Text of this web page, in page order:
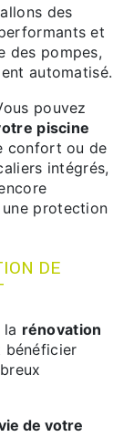
des
et
des pompes,
automatisé.
pouvez
piscine
confort ou de
intégrés,
protection
DE
la rénovation
bénéficier
de votre